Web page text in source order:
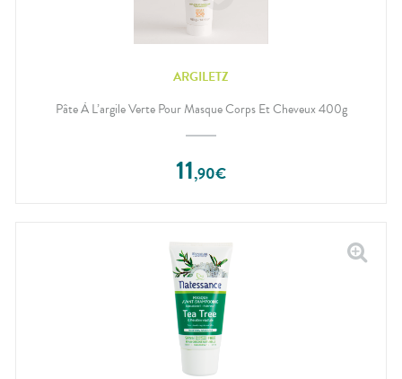
ARGILETZ
Pâte À L’argile Verte Pour Masque Corps Et Cheveux 400g
11,90€